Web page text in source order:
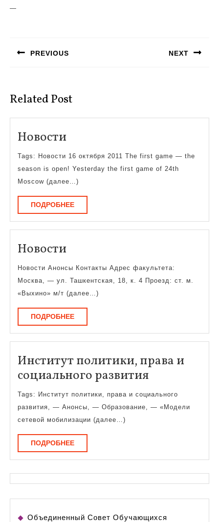
—
записям
PREVIOUS NEXT
Related Post
Новости
Tags: Новости 16 октября 2011 The first game — the
season is open! Yesterday the first game of 24th
Moscow (далее…)
ПОДРОБНЕЕПОДРОБНЕЕ
Новости
Новости Анонсы Контакты Адрес факультета:
Москва, — ул. Ташкентская, 18, к. 4 Проезд: ст. м.
«Выхино» м/т (далее…)
ПОДРОБНЕЕПОДРОБНЕЕ
Институт политики, права и
социального развитияИнститут
политики,
права
Tags: Институт политики, права и социального
развития, — Анонсы, — Образование, — «Модели
сетевой мобилизации (далее…)
ПОДРОБНЕЕПОДРОБНЕЕ
Объединенный Совет Обучающихся